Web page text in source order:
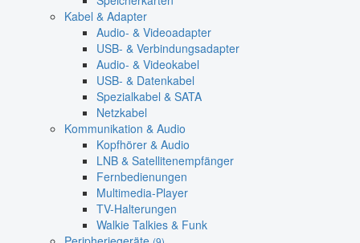
Kabel & Adapter
Audio- & Videoadapter
USB- & Verbindungsadapter
Audio- & Videokabel
USB- & Datenkabel
Spezialkabel & SATA
Netzkabel
Kommunikation & Audio
Kopfhörer & Audio
LNB & Satellitenempfänger
Fernbedienungen
Multimedia-Player
TV-Halterungen
Walkie Talkies & Funk